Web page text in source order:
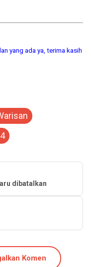
yang ada ya, terima kasih
dibatalkan
Komen